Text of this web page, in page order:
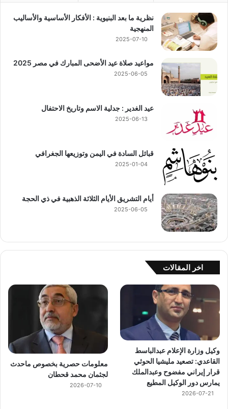
نظرية ما بعد البنيوية : الأفكار الأساسية والأساليب
المنهجية
2025-07-10
مواعيد صلاة عيد الأضحى المبارك في مصر 2025
2025-06-05
عيد الغدير : جدلية الاسم وتاريخ الاحتفال
2025-06-13
قبائل السادة في اليمن وتوزيعها الجغرافي
2025-01-04
أيام التشريق الأيام الثلاثة الذهبية في ذي الحجة
2025-06-05
اخر المقالات
وكيل وزارة الإعلام عبدالباسط
القاعدي: تصعيد مليشيا الحوثي
قرار إيراني مفضوح وعبدالملك
يمارس دور الوكيل المطيع
2026-07-21
معلومات حصرية بخصوص ماحدث
لجثمان محمد قحطان
2026-07-10